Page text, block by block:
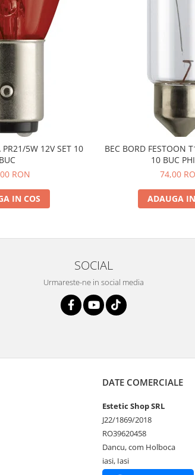
PR21/5W 12V SET 10
BUC
RON
IN COS
BEC BORD FESTOON
10 BUC
74,00
ADAUGA
SOCIAL
Urmareste-ne in social media
DATE COMERCIALE
Estetic Shop SRL
J22/1869/2018
RO39620458
Dancu, com Holboca
iasi, Iasi